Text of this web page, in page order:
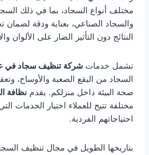
مختلف أنواع السجاد، بما في ذلك
والسجاد الصناعي، بعناية ودقة
النتائج دون التأثير الضار على الألوان
تشمل خدمات شركة تنظيف سجاد في
السجاد من البقع الصعبة والأوساخ،
صحة البيئة داخل منزلكم. يقدم نظافة
مختلفة تتيح للعملاء اختيار الخدمات
احتياجاتهم الفردية.
بتاريخها الطويل في مجال تنظيف